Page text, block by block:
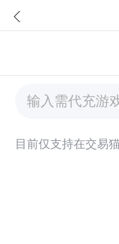
目前仅支持在交易